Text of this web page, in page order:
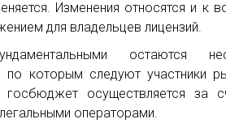
Изменения относятся и к
для владельцев лицензий.
остаются
по которым следуют участники
осуществляется за
операторами.